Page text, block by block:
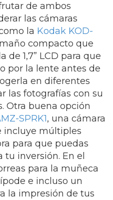
de ambos
las cámaras
la Kodak KOD-
compacto que
1,7” LCD para que
por la lente antes de
en diferentes
las fotografías con su
Otra buena opción
SPRK1, una cámara
incluye múltiples
para que puedas
tu inversión. En el
para la muñeca
e incluso un
la impresión de tus